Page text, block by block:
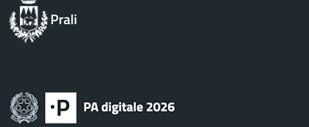
Prali